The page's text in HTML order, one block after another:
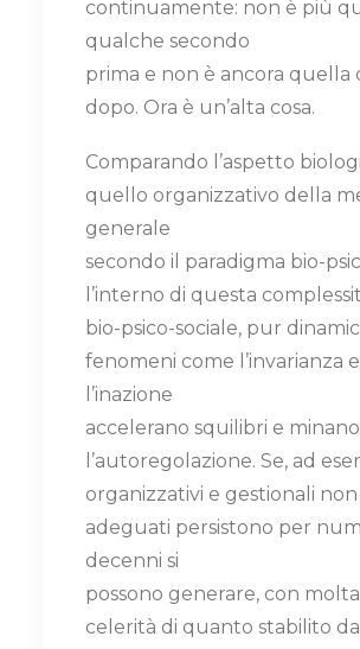
continuamente: non è più
qualche secondo
prima e non è ancora quella
dopo. Ora è un’alta cosa.
Comparando l’aspetto
quello organizzativo della
generale
secondo il paradigma bio-
l’interno di questa
bio-psico-sociale, pur
fenomeni come l’invarianza e
l’inazione
accelerano squilibri e minano
l’autoregolazione. Se, ad
organizzativi e gestionali non
adeguati persistono per
decenni si
possono generare, con
celerità di quanto stabilito